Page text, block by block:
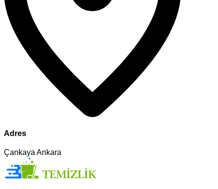
Adres
Çankaya Ankara